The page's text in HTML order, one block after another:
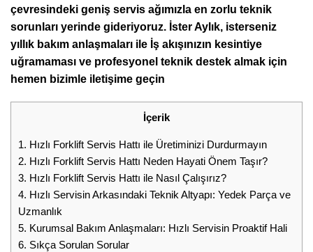
çevresindeki geniş servis ağımızla en zorlu teknik
sorunları yerinde gideriyoruz. İster Aylık, isterseniz
yıllık bakım anlaşmaları ile İş akışınızın kesintiye
uğramaması ve profesyonel teknik destek almak için
hemen bizimle iletişime geçin
İçerik
1. Hızlı Forklift Servis Hattı ile Üretiminizi Durdurmayın
2. Hızlı Forklift Servis Hattı Neden Hayati Önem Taşır?
3. Hızlı Forklift Servis Hattı ile Nasıl Çalışırız?
4. Hızlı Servisin Arkasındaki Teknik Altyapı: Yedek Parça ve
Uzmanlık
5. Kurumsal Bakım Anlaşmaları: Hızlı Servisin Proaktif Hali
6. Sıkça Sorulan Sorular